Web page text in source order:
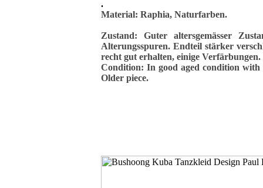
.
Material: Raphia, Naturfarben.
Zustand: Guter altersgemässer
Alterungsspuren. Endteil stärker
recht gut erhalten, einige Verfärbungen.
Condition: In good aged condition with
Older piece.